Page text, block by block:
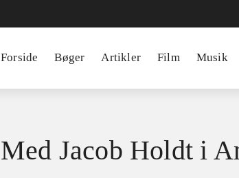
Forside Bøger Artikler Film Musik
Med Jacob Holdt i